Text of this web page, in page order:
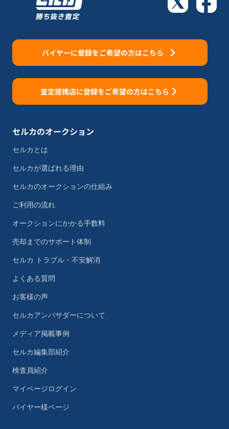
バイヤーに登録をご希望の方はこちら
査定提携店に登録をご希望の方はこちら
セルカのオークション
セルカとは
セルカが選ばれる理由
セルカのオークションの仕組み
ご利用の流れ
オークションにかかる手数料
売却までのサポート体制
セルカ トラブル・不安解消
よくある質問
お客様の声
セルカアンバサダーについて
メディア掲載事例
セルカ編集部紹介
検査員紹介
マイページログイン
バイヤー様ページ